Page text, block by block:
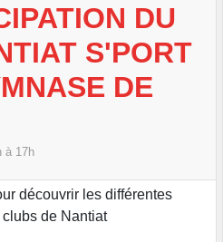
DU
S'PORT
DE
à 17h
découvrir les différentes
de Nantiat